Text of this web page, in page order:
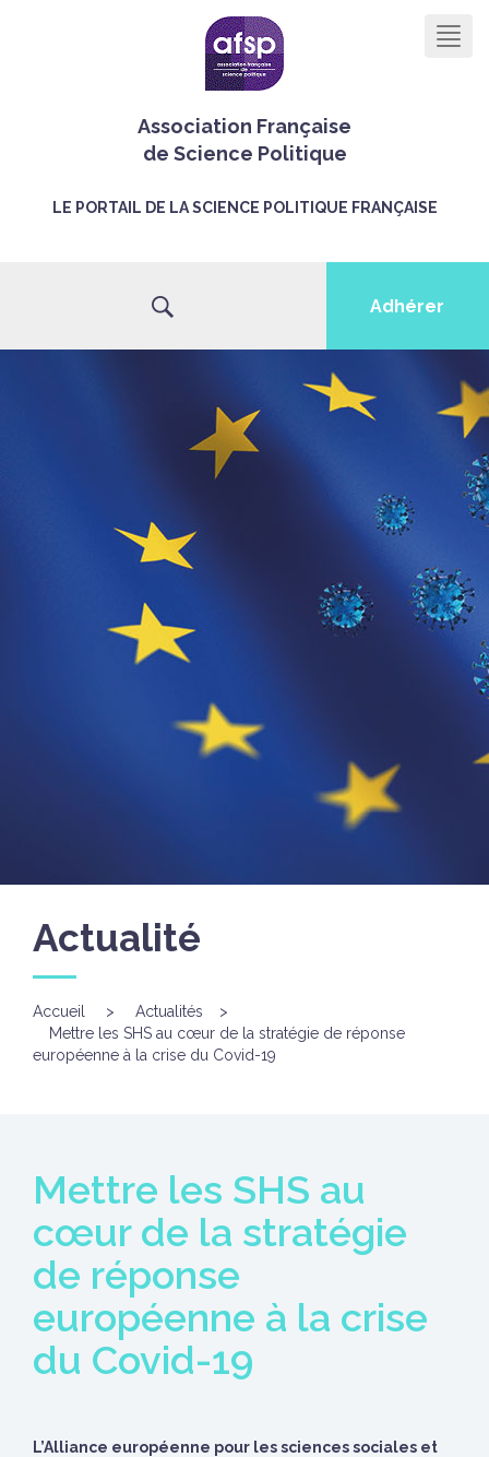
Association Française
de Science Politique
LE PORTAIL DE LA SCIENCE POLITIQUE FRANÇAISE
Adhérer
Actualité
Accueil > Actualités
>
Mettre les SHS au cœur de la stratégie de réponse
européenne à la crise du Covid-19
Mettre les SHS au
cœur de la stratégie
de réponse
européenne à la crise
du Covid-19
L’Alliance européenne pour les sciences sociales et